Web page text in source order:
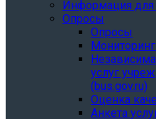
Информация для
Опросы
Опросы
услуг
(bus.gov.ru)
Оценка
Анкета